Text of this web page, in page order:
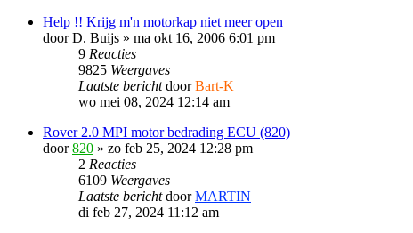
Help !! Krijg m'n motorkap niet meer open
doorD. Buijs » ma okt 16, 2006 6:01 pm
9 Reacties
9825 Weergaves
Laatste berichtdoorBart-K
wo mei 08, 2024 12:14 am
Rover 2.0 MPI motor bedrading ECU (820)
door820 » zo feb 25, 2024 12:28 pm
2 Reacties
6109 Weergaves
Laatste berichtdoorMARTIN
di feb 27, 2024 11:12 am